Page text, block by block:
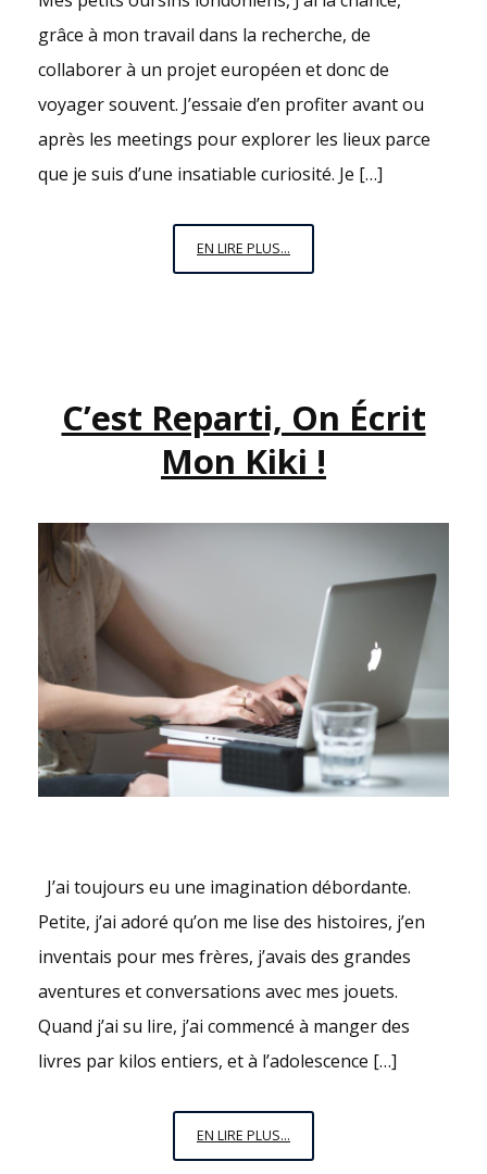
grâce à mon travail dans la recherche, de
collaborer à un projet européen et donc de
voyager souvent. J’essaie d’en profiter avant ou
après les meetings pour explorer les lieux parce
que je suis d’une insatiable curiosité. Je […]
EN LIRE PLUS...
(IN
PARTIE
1
C’est Reparti, On Écrit
Mon Kiki !
J’ai toujours eu une imagination débordante.
Petite, j’ai adoré qu’on me lise des histoires, j’en
inventais pour mes frères, j’avais des grandes
aventures et conversations avec mes jouets.
Quand j’ai su lire, j’ai commencé à manger des
livres par kilos entiers, et à l’adolescence […]
EN LIRE PLUS...
REPARTI,